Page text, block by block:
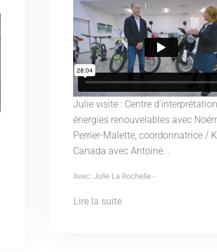
Julie visite : Centre
énergies renouvelables avec
Perrier-Malette, coordonnatrice /
Canada avec Antoine...
Avec: Julie La Rochelle -
Lire la suite